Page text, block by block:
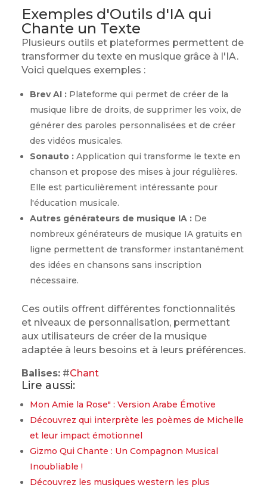
Exemples d'Outils d'IA qui
Chante un Texte
Plusieurs outils et plateformes permettent de
transformer du texte en musique grâce à l'IA.
Voici quelques exemples :
Brev AI :Plateforme qui permet de créer de la
musique libre de droits, de supprimer les voix, de
générer des paroles personnalisées et de créer
des vidéos musicales.
Sonauto :Application qui transforme le texte en
chanson et propose des mises à jour régulières.
Elle est particulièrement intéressante pour
l'éducation musicale.
Autres générateurs de musique IA :De
nombreux générateurs de musique IA gratuits en
ligne permettent de transformer instantanément
des idées en chansons sans inscription
nécessaire.
Ces outils offrent différentes fonctionnalités
et niveaux de personnalisation, permettant
aux utilisateurs de créer de la musique
adaptée à leurs besoins et à leurs préférences.
Balises:#Chant
Lire aussi:
Mon Amie la Rose" : Version Arabe Émotive
Découvrez qui interprète les poèmes de Michelle
et leur impact émotionnel
Gizmo Qui Chante : Un Compagnon Musical
Inoubliable !
Découvrez les musiques western les plus